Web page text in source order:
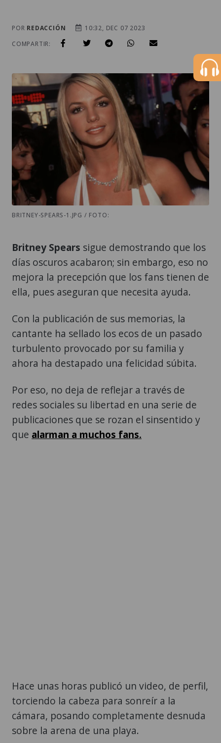
POR REDACCIÓN
10:32, DEC 07 2023
COMPARTIR:
BRITNEY-SPEARS-1.JPG / FOTO:
Britney Spears sigue demostrando que los
días oscuros acabaron; sin embargo, eso no
mejora la precepción que los fans tienen de
ella, pues aseguran que necesita ayuda.
Con la publicación de sus memorias, la
cantante ha sellado los ecos de un pasado
turbulento provocado por su familia y
ahora ha destapado una felicidad súbita.
Por eso, no deja de reflejar a través de
redes sociales su libertad en una serie de
publicaciones que se rozan el sinsentido y
que alarman a muchos fans.
Hace unas horas publicó un video, de perfil,
torciendo la cabeza para sonreír a la
cámara, posando completamente desnuda
sobre la arena de una playa.